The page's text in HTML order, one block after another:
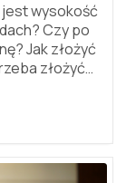
jest wysokość
Czy po
Jak złożyć
złożyć?
procedury -